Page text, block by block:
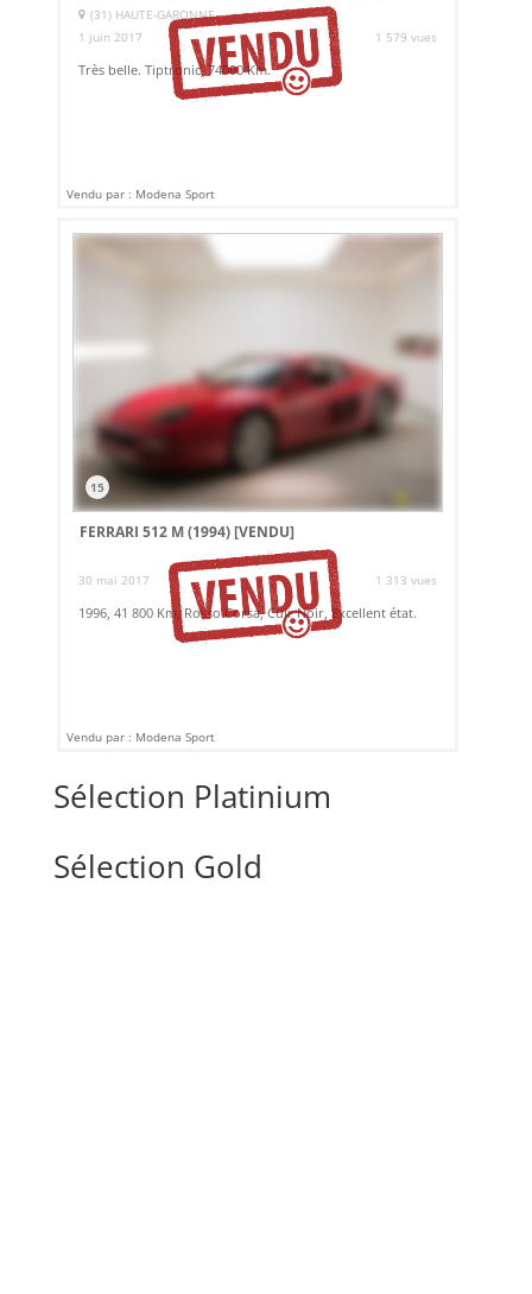
(31) HAUTE-GARONNE
1 juin 2017
1 579 vues
Très belle. Tiptronic, 74000 Km.
Vendu par : Modena Sport
15
FERRARI 512 M (1994)[VENDU]
30 mai 2017 1 313 vues
1996, 41 800 Km, Rosso Corsa, Cuir Noir, Excellent état.
Vendu par : Modena Sport
Sélection Platinium
Sélection Gold